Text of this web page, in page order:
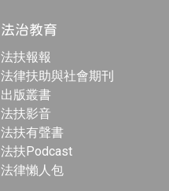
法治教育
法扶報報
法律扶助與社會期刊
出版叢書
法扶影音
法扶有聲書
法扶Podcast
法律懶人包